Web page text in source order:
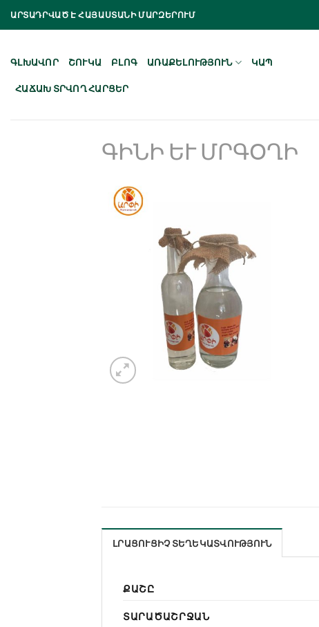
Skip
ԱՐՏԱԴՐՎԱԾ Է ՀԱՅԱՍՏԱՆԻ ՄԱՐԶԵՐՈՒՄ
ԳԼԽԱՎՈՐ ՇՈՒԿԱ ԲԼՈԳ ԱՌԱՔԵԼՈՒԹՅՈՒՆ ԿԱՊ
ՀԱՃԱԽ ՏՐՎՈՂ ՀԱՐՑԵՐ
ԳԻՆԻ ԵՒ ՄՐԳՕՂԻ
նախընտրած
ԼՐԱՑՈՒՑԻՉ ՏԵՂԵԿԱՏՎՈՒԹՅՈՒՆ
ՔԱՇԸ
ՏԱՐԱԾԱՇՐՋԱՆ